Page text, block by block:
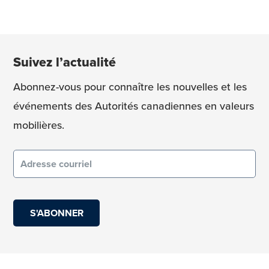
Suivez l’actualité
Abonnez-vous pour connaître les nouvelles et les
événements des Autorités canadiennes en valeurs
mobilières.
Courriel
(obligatoire)